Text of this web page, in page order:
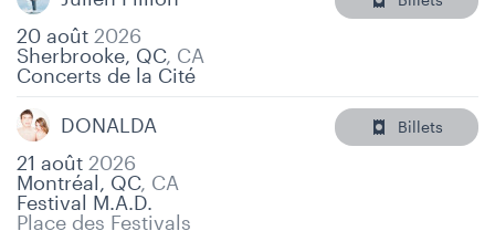
20 août 2026
Sherbrooke, QC, CA
Concerts de la Cité
DONALDA
21 août 2026
Montréal, QC, CA
Festival M.A.D.
Place des Festivals
Billets